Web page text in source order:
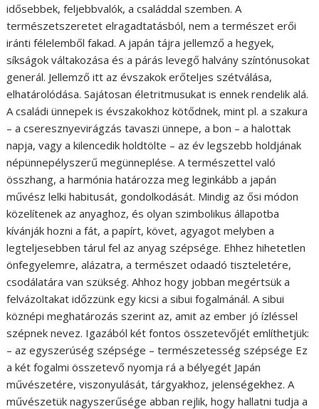
idősebbek, feljebbvalók, a családdal szemben. A
természetszeretet elragadtatásból, nem a természet erői
iránti félelemből fakad. A japán tájra jellemző a hegyek,
síkságok váltakozása és a párás levegő halvány színtónusokat
generál. Jellemző itt az évszakok erőteljes szétválása,
elhatárolódása. Sajátosan életritmusukat is ennek rendelik alá.
A családi ünnepek is évszakokhoz kötődnek, mint pl. a szakura
– a cseresznyevirágzás tavaszi ünnepe, a bon – a halottak
napja, vagy a kilencedik holdtölte – az év legszebb holdjának
népünnepélyszerű megünneplése. A természettel való
összhang, a harmónia határozza meg leginkább a japán
művész lelki habitusát, gondolkodását. Mindig az ősi módon
közelítenek az anyaghoz, és olyan szimbolikus állapotba
kívánják hozni a fát, a papírt, követ, agyagot melyben a
legteljesebben tárul fel az anyag szépsége. Ehhez hihetetlen
önfegyelemre, alázatra, a természet odaadó tiszteletére,
csodálatára van szükség. Ahhoz hogy jobban megértsük a
felvázoltakat időzzünk egy kicsi a sibui fogalmánál. A sibui
köznépi meghatározás szerint az, amit az ember jó ízléssel
szépnek nevez. Igazából két fontos összetevőjét említhetjük:
– az egyszerúség szépsége – természetesség szépsége Ez
a két fogalmi összetevő nyomja rá a bélyegét Japán
művészetére, viszonyulását, tárgyakhoz, jelenségekhez. A
művészetük nagyszerűsége abban rejlik, hogy hallatni tudja a